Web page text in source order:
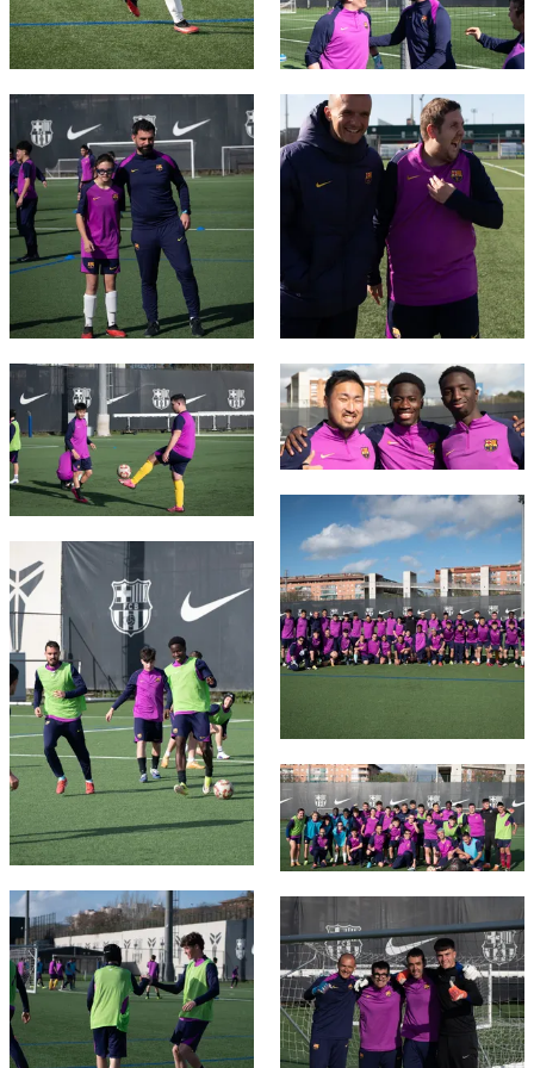
FC Barcelona club badge
FC Barcelona club badge
FC Barcelona club badge
FC Barcelona club badge
FC Barcelona club badge
FC Barcelona club badge
FC Barcelona club badge
FC Barcelona club badge
FC Barcelona club badge